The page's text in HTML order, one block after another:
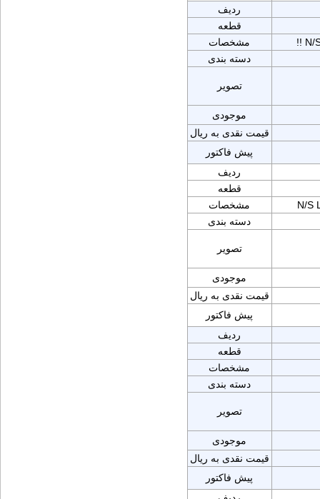
ردیف
قطعه
مشخصات
!! N/
دسته بندی
تصویر
موجودی
قیمت نقدی به ریال
پیش فاکتور
ردیف
قطعه
مشخصات
N/S
دسته بندی
تصویر
موجودی
قیمت نقدی به ریال
پیش فاکتور
ردیف
قطعه
مشخصات
دسته بندی
تصویر
موجودی
قیمت نقدی به ریال
پیش فاکتور